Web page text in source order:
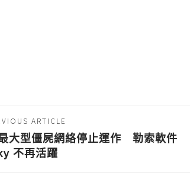
ARTICLE
大型僵屍網絡停止運作 勒索軟件
不再活躍